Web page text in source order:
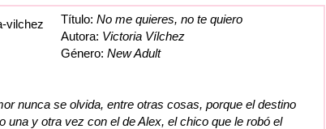
Título: No me quieres, no te quiero
Autora: Victoria Vílchez
Género: New Adult
nunca se olvida, entre otras cosas, porque el destino
una y otra vez con el de Alex, el chico que le robó el